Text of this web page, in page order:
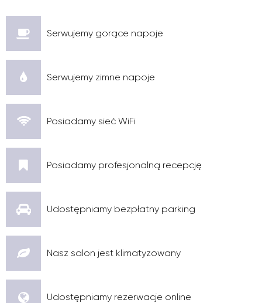
Serwujemy gorące napoje
Serwujemy zimne napoje
Posiadamy sieć WiFi
Posiadamy profesjonalną recepcję
Udostępniamy bezpłatny parking
Nasz salon jest klimatyzowany
Udostępniamy rezerwacje online